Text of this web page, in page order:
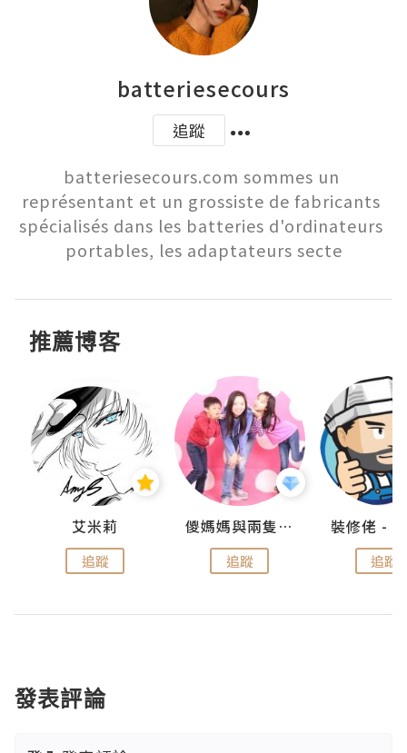
batteriesecours
追蹤
batteriesecours.com sommes un
représentant et un grossiste de fabricants
spécialisés dans les batteries d'ordinateurs
portables, les adaptateurs secte
推薦博客
艾米莉
追蹤
儍媽媽與兩隻小魔怪之家
追蹤 追蹤
發表評論